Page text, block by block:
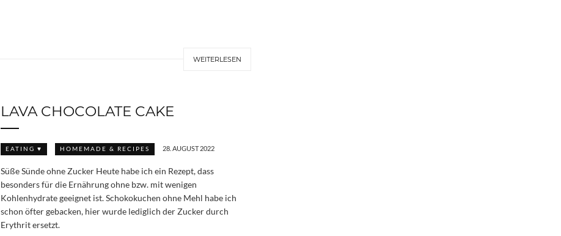
WEITERLESEN
LAVA CHOCOLATE CAKE
EATING ♥ HOMEMADE & RECIPES 28. AUGUST 2022
Süße Sünde ohne Zucker Heute habe ich ein Rezept, dass
besonders für die Ernährung ohne bzw. mit wenigen
Kohlenhydrate geeignet ist. Schokokuchen ohne Mehl habe ich
schon öfter gebacken, hier wurde lediglich der Zucker durch
Erythrit ersetzt.